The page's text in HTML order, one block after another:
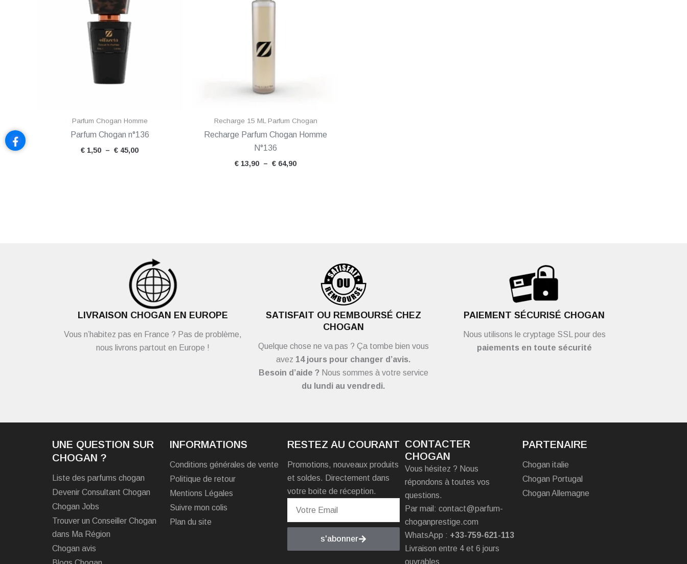
Parfum Chogan Homme
Parfum Chogan n°136
€ 1,50 – € 45,00
Recharge 15 ML Parfum Chogan
Recharge Parfum Chogan Homme
N°136
€ 13,90 – € 64,90
LIVRAISON CHOGAN EN EUROPE
Vous n’habitez pas en France ? Pas de problème,
nous livrons partout en Europe !
SATISFAIT OU REMBOURSÉ CHEZ
CHOGAN
Quelque chose ne va pas ? Ça tombe bien vous
avez 14 jours pour changer d’avis.
Besoin d’aide ?Nous sommes à votre service
du lundi au vendredi.
PAIEMENT SÉCURISÉ CHOGAN
Nous utilisons le cryptage SSL pour des
paiements en toute sécurité
UNE QUESTION SUR
CHOGAN ?
Liste des parfums chogan
Devenir Consultant Chogan
Chogan Jobs
Trouver un Conseiller Chogan
dans Ma Région
Chogan avis
INFORMATIONS
Conditions générales de vente
Politique de retour
Mentions Légales
Suivre mon colis
Plan du site
RESTEZ AU COURANT
Promotions, nouveaux produits
et soldes. Directement dans
votre boite de réception.
s'abonner
CONTACTER
CHOGAN
Vous hésitez ? Nous
répondons à toutes vos
questions.
Par mail: contact@parfum-
choganprestige.com
WhatsApp : +33-759-621-113
Livraison entre 4 et 6 jours
ouvrables
PARTENAIRE
Chogan italie
Chogan Portugal
Chogan Allemagne